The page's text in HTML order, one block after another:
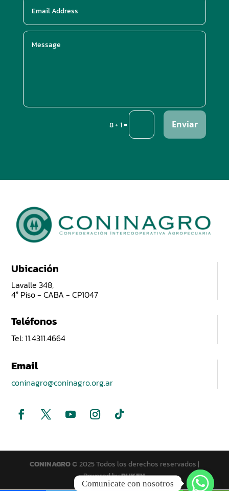
8 + 1= Enviar
Ubicación
Lavalle 348,
4° Piso - CABA - CP1047
Teléfonos
Tel: 11.4311.4664
Email
coninagro@coninagro.org.ar
CONINAGRO© 2025 Todos los derechos reservados |
Powered byPUKEN
Comunicate con nosotros